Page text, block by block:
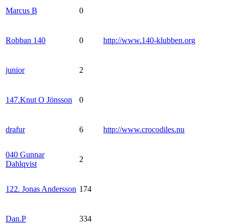
Marcus B 0
Robban 140 0 http://www.140-klubben.org
junior 2
147.Knut O Jönsson 0
drafur 6 http://www.crocodiles.nu
040 Gunnar
Dahlqvist
2
122. Jonas Andersson 174
Dan.P 334